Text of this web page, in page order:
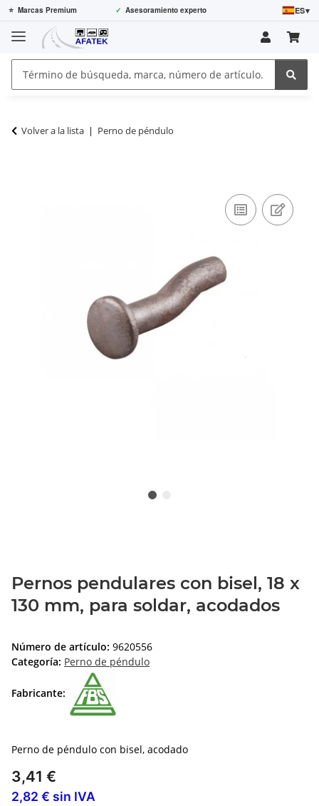
⭐ Marcas Premium ✓ Asesoramiento experto ES▾
Volver a la lista Perno de péndulo
Pernos pendulares con bisel, 18 x
130 mm, para soldar, acodados
Número de artículo: 9620556
Categoría: Perno de péndulo
Fabricante:
Perno de péndulo con bisel, acodado
3,41 €
2,82 € sin IVA